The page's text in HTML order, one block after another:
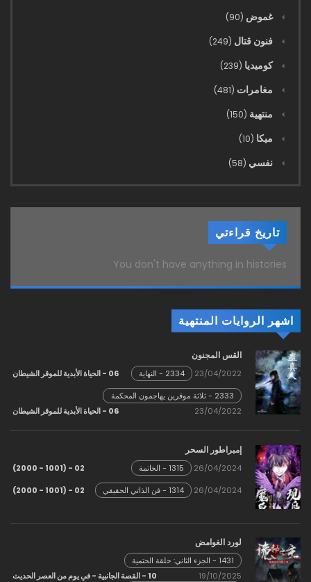
غموض (90)
فنون قتال (249)
كوميديا (239)
مغامرات (481)
منتهية (150)
ميكا (10)
نفسي (58)
تاريخ قراءتي
You don't have anything in histories
اشهر الروايات المنتهية
القس المجنون
2334 - النهاية 06 - الحياة الأبدية للموقر الشيطان 23/04/2022
2333 - ثلاثة موقرين يهاجمون المحكمة
السماوية!
06 - الحياة الأبدية للموقر الشيطان 23/04/2022
إمبراطور السحر
1315 - الخاتمة 02 - (1001 - 2000) 26/04/2024
1314 - فن الذاتي الحقيقي 02 - (1001 - 2000) 26/04/2024
لورد الغوامض
1431 - الجزء الثاني: حلقة الحتمية
10 - القصة الجانبية - في يوم من العصر الحديث
19/10/2025